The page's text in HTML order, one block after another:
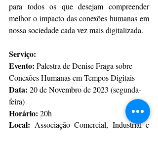
para todos os que desejam compreender
melhor o impacto das conexões humanas em
nossa sociedade cada vez mais digitalizada.
Serviço:
Evento: Palestra de Denise Fraga sobre
Conexões Humanas em Tempos Digitais
Data: 20 de Novembro de 2023 (segunda-
feira)
Horário: 20h
Local: Associação Comercial, Industrial e